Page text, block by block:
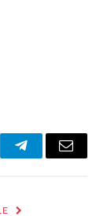
TelegramEmail